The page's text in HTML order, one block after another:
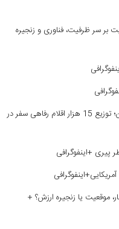
بر سر ظرفیت، فناوری و زنجیره
خدمت‌رسانی بانک گردشگری به زائران اربعین؛ توزیع 15 هزار اقلام رفاهی سفر در
پیری +اینفوگرافی
موقعیت یا زنجیره ارزش؟ +